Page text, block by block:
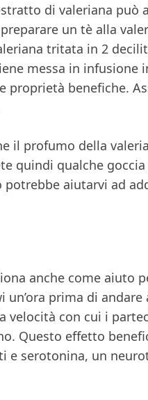
di valeriana può
un tè alla
tritata in 2
messa in infusione
proprietà benefiche.
il profumo della
quindi qualche
aiutarvi ad
anche come aiuto
prima di andare
con cui i
Questo effetto
e serotonina, un